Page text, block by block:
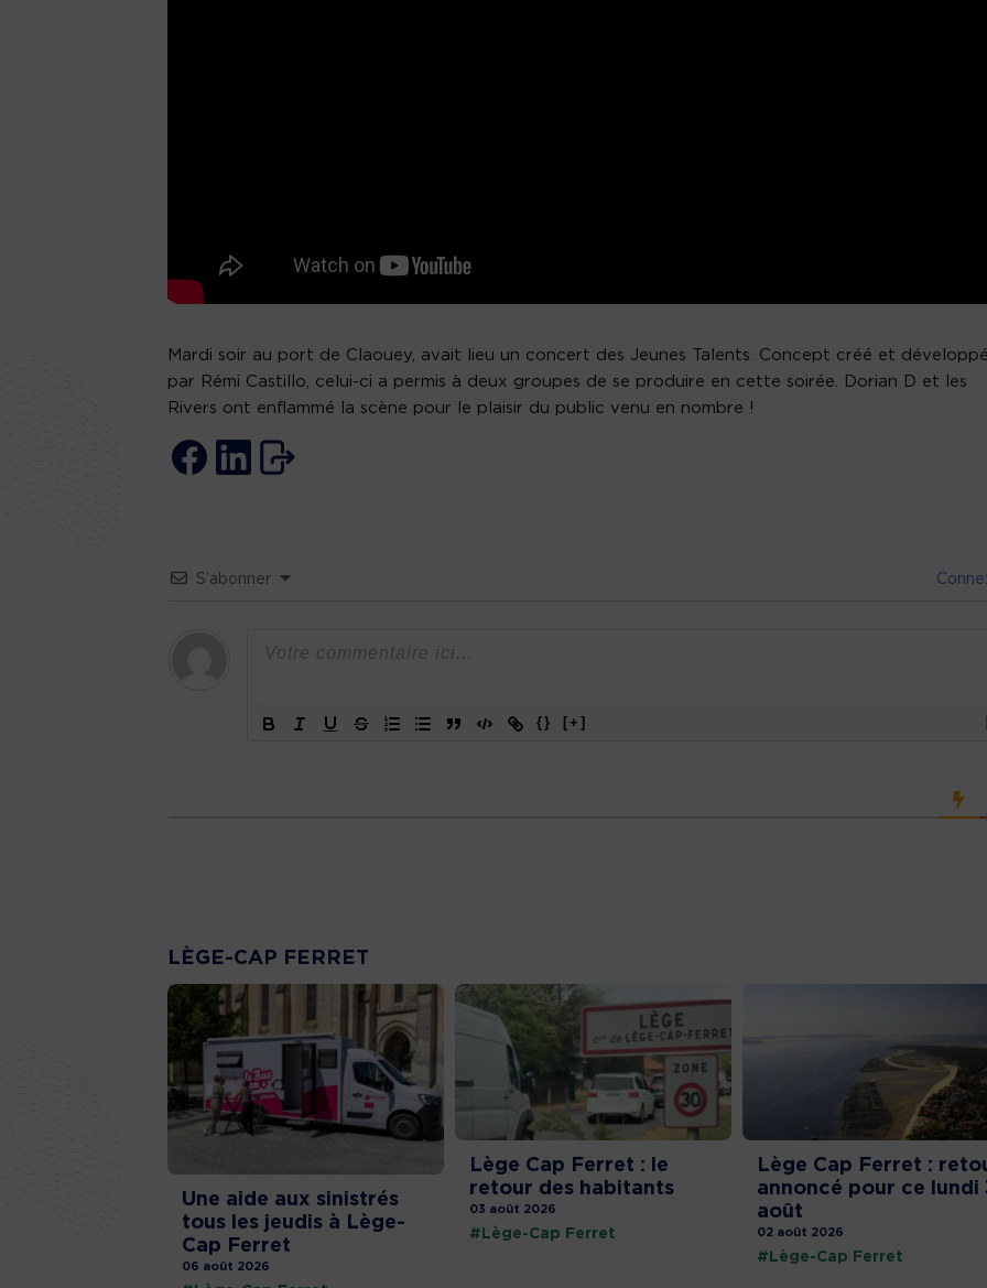
Mardi soir au port de Claouey, avait lieu un concert des Jeunes Talents. Concept créé et développé
par Rémi Castillo, celui-ci a permis à deux groupes de se produire en cette soirée. Dorian D et les
Rivers ont enflammé la scène pour le plaisir du public venu en nombre !
S’abonner
{} [+]
LÈGE-CAP FERRET
Une aide aux sinistrés
tous les jeudis à Lège-
Cap Ferret
06 août 2026
Lège Cap Ferret : le
retour des habitants
03 août 2026
#Lège-Cap Ferret
Lège Cap Ferret :
annoncé pour ce lundi
août
02 août 2026
#Lège-Cap Ferret